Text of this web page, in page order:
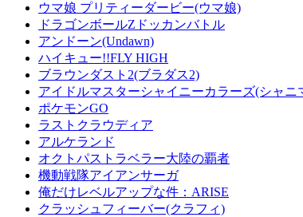
ウマ娘 プリティーダービー(ウマ娘)
ドラゴンボールZドッカンバトル
アンドーン(Undawn)
ハイキュー!!FLY HIGH
ブラウンダスト2(ブラダス2)
アイドルマスターシャイニーカラーズ(シャニ
ポケモンGO
ラストクラウディア
アルケランド
オクトパストラベラー大陸の覇者
機動戦隊アイアンサーガ
俺だけレベルアップな件：ARISE
クラッシュフィーバー(クラフィ)